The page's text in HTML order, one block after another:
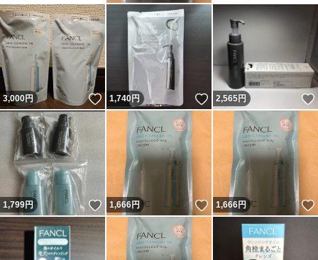
3,000円 いいね！
1,740円 いいね！
2,565円
1,799円 いいね！
1,666円 いいね！
1,666円